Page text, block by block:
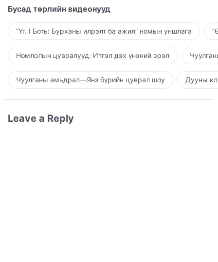
Бусад төрлийн видеонууд
“Үг. I Боть: Бурханы илрэлт ба ажил” номын уншлага
Номлолын цувралууд: Итгэл дэх үнэний эрэл
Чуулганы амьдрал—Янз бүрийн цуврал шоу Дууны
Leave a Reply